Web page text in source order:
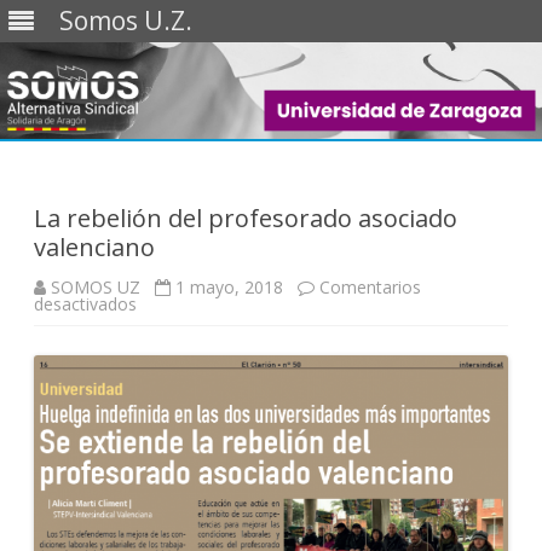
Somos U.Z.
Saltar
La rebelión del profesorado asociado
valenciano
SOMOS UZ 1 mayo, 2018 Comentarios
desactivados
del
profesorado
valenciano